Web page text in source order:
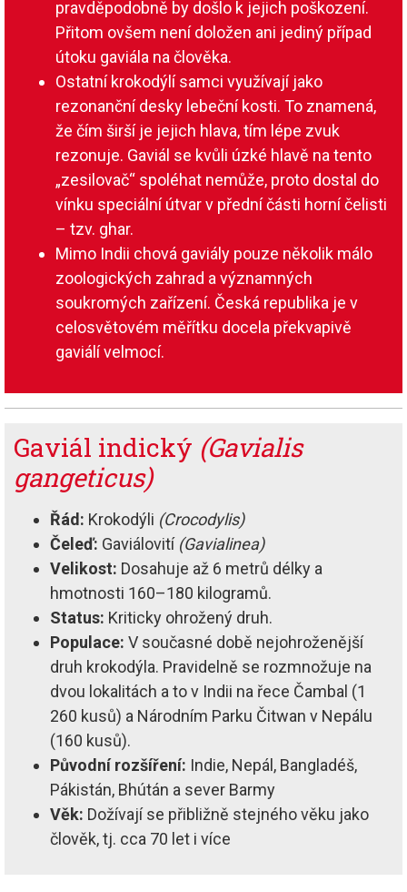
pravděpodobně by došlo k jejich poškození.
Přitom ovšem není doložen ani jediný případ
útoku gaviála na člověka.
Ostatní krokodýlí samci využívají jako
rezonanční desky lebeční kosti. To znamená,
že čím širší je jejich hlava, tím lépe zvuk
rezonuje. Gaviál se kvůli úzké hlavě na tento
„zesilovač“ spoléhat nemůže, proto dostal do
vínku speciální útvar v přední části horní čelisti
– tzv. ghar.
Mimo Indii chová gaviály pouze několik málo
zoologických zahrad a významných
soukromých zařízení. Česká republika je v
celosvětovém měřítku docela překvapivě
gaviálí velmocí.
Gaviál indický (Gavialis
gangeticus)
Řád: Krokodýli (Crocodylis)
Čeleď: Gaviálovití (Gavialinea)
Velikost: Dosahuje až 6 metrů délky a
hmotnosti 160–180 kilogramů.
Status: Kriticky ohrožený druh.
Populace: V současné době nejohroženější
druh krokodýla. Pravidelně se rozmnožuje na
dvou lokalitách a to v Indii na řece Čambal (1
260 kusů) a Národním Parku Čitwan v Nepálu
(160 kusů).
Původní rozšíření: Indie, Nepál, Bangladéš,
Pákistán, Bhútán a sever Barmy
Věk: Dožívají se přibližně stejného věku jako
člověk, tj. cca 70 let i více